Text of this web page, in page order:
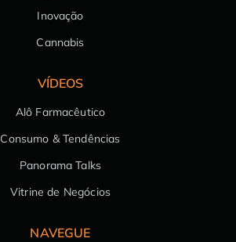
Inovação
Cannabis
VÍDEOS
Alô Farmacêutico
Consumo & Tendências
Panorama Talks
Vitrine de Negócios
NAVEGUE